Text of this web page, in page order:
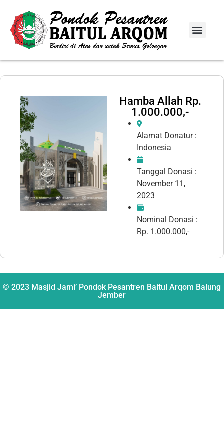
Hamba Allah Rp.
1.000.000,-
Alamat Donatur :
Indonesia
Tanggal Donasi :
November 11,
2023
Nominal Donasi :
Rp. 1.000.000,-
© 2023 Masjid Jami’ Pondok Pesantren Baitul Arqom Balung
Jember